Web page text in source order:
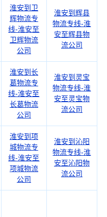
淮安到卫
辉物流专
线-淮安至
卫辉物流
公司
淮安到辉县
物流专线-淮
安至辉县物
流公司
淮安到长
葛物流专
线-淮安至
长葛物流
公司
淮安到灵宝
物流专线-淮
安至灵宝物
流公司
淮安到项
城物流专
线-淮安至
项城物流
公司
淮安到沁阳
物流专线-淮
安至沁阳物
流公司